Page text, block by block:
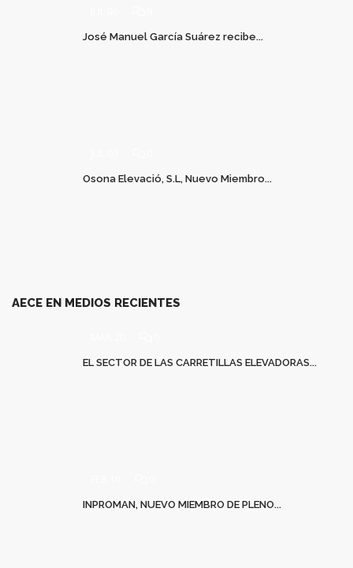
José Manuel García Suárez recibe...
Osona Elevació, S.L, Nuevo Miembro...
AECE EN MEDIOS RECIENTES
EL SECTOR DE LAS CARRETILLAS ELEVADORAS...
INPROMAN, NUEVO MIEMBRO DE PLENO...